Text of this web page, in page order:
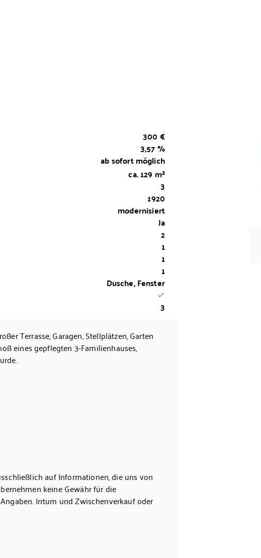
300 €
3,57 %
ab sofort möglich
ca.129 m²
3
1920
modernisiert
Ja
2
1
1
1
Dusche, Fenster
3
Terrasse, Garagen, Stellplätzen, Garten
eines gepflegten 3-Familienhauses,
Markengeräten ausgestattet
Stunden im Freien ein und
und ein harmonisches Wohnambiente
auf Informationen, die uns von
keine Gewähr für die
Irrtum und Zwischenverkauf oder